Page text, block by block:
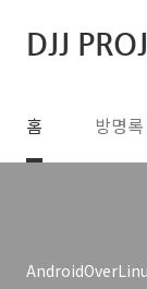
DJJ
홈 방명록